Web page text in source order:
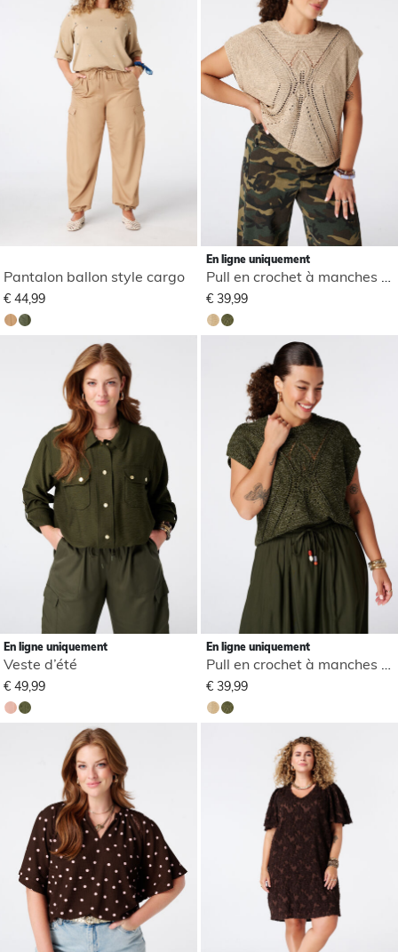
Pantalon ballon style cargo
€ 44,99
En ligne uniquement
Pull en crochet à manches courtes
€ 39,99
En ligne uniquement
Veste d’été
€ 49,99
En ligne uniquement
Pull en crochet à manches courtes
€ 39,99